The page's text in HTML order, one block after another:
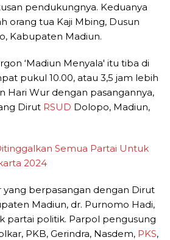
pendukungnya. Keduanya
orang tua Kaji Mbing, Dusun
Kabupaten Madiun.
‘Madiun Menyala' itu tiba di
pukul 10.00, atau 3,5 jam lebih
Hari Wur dengan pasangannya,
Dirut RSUD Dolopo, Madiun,
Semua Partai Untuk
2024
yang berpasangan dengan Dirut
Madiun, dr. Purnomo Hadi,
partai politik. Parpol pengusung
PKB, Gerindra, Nasdem, PKS,